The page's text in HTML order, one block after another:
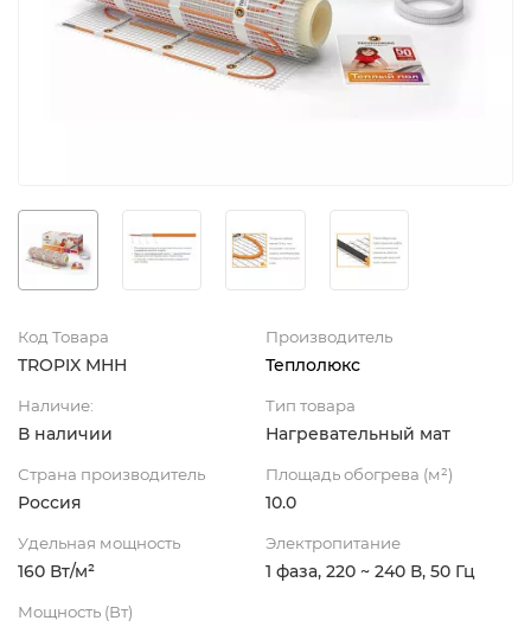
Код Товара
TROPIX МНН
Производитель
Теплолюкс
Наличие:
В наличии
Тип товара
Нагревательный мат
Страна производитель
Россия
Площадь обогрева (м²)
10.0
Удельная мощность
160 Вт/м²
Электропитание
1 фаза, 220 ~ 240 В, 50 Гц
Мощность (Вт)